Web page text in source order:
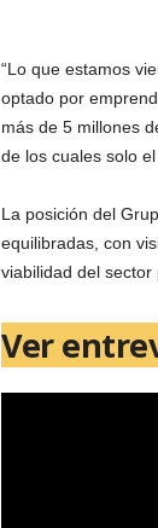
“Lo que estamos
optado por
más de 5 millones
de los cuales solo
La posición del
equilibradas, con
viabilidad del sector
Ver